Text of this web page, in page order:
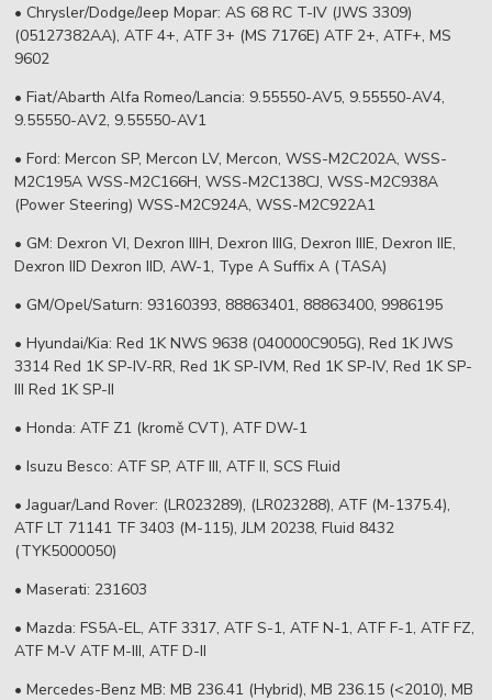
• Chrysler/Dodge/Jeep Mopar: AS 68 RC T-IV (JWS 3309)
(05127382AA), ATF 4+, ATF 3+ (MS 7176E) ATF 2+, ATF+, MS
9602
• Fiat/Abarth Alfa Romeo/Lancia: 9.55550-AV5, 9.55550-AV4,
9.55550-AV2, 9.55550-AV1
• Ford: Mercon SP, Mercon LV, Mercon, WSS-M2C202A, WSS-
M2C195A WSS-M2C166H, WSS-M2C138CJ, WSS-M2C938A
(Power Steering) WSS-M2C924A, WSS-M2C922A1
• GM: Dexron VI, Dexron IIIH, Dexron IIIG, Dexron IIIE, Dexron IIE,
Dexron IID Dexron IID, AW-1, Type A Suffix A (TASA)
• GM/Opel/Saturn: 93160393, 88863401, 88863400, 9986195
• Hyundai/Kia: Red 1K NWS 9638 (040000C905G), Red 1K JWS
3314 Red 1K SP-IV-RR, Red 1K SP-IVM, Red 1K SP-IV, Red 1K SP-
III Red 1K SP-II
• Honda: ATF Z1 (kromě CVT), ATF DW-1
• Isuzu Besco: ATF SP, ATF III, ATF II, SCS Fluid
• Jaguar/Land Rover: (LR023289), (LR023288), ATF (M-1375.4),
ATF LT 71141 TF 3403 (M-115), JLM 20238, Fluid 8432
(TYK5000050)
• Maserati: 231603
• Mazda: FS5A-EL, ATF 3317, ATF S-1, ATF N-1, ATF F-1, ATF FZ,
ATF M-V ATF M-III, ATF D-II
• Mercedes-Benz MB: MB 236.41 (Hybrid), MB 236.15 (<2010), MB